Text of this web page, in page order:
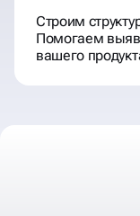
Строим
Помогаем
вашего